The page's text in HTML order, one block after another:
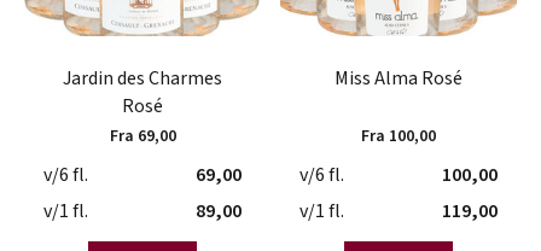
Jardin des Charmes
Rosé
Fra 69,00
v/6 fl.
69,00
v/1 fl.
89,00
Miss Alma Rosé
Fra 100,00
v/6 fl.
100,00
v/1 fl.
119,00